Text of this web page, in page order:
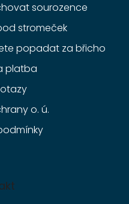
sourozence
stromeček
popadat za břicho
platba
o. ú.